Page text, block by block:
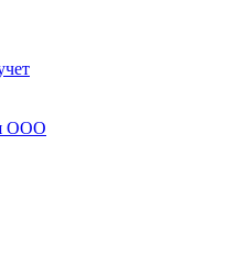
ООО